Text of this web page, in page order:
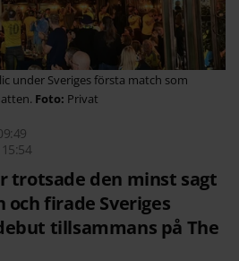
under Sveriges första match som
Privat
trotsade den minst sagt
firade Sveriges
tillsammans på The